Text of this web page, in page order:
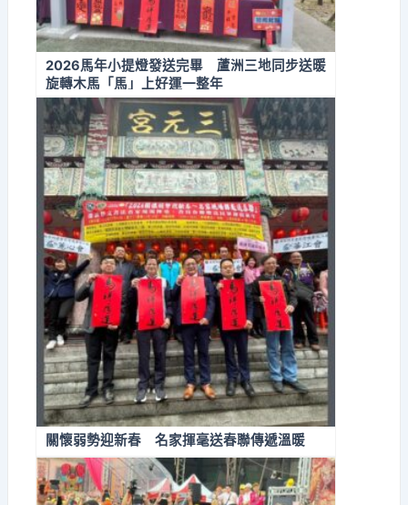
2026馬年小提燈發送完畢 蘆洲三地同步送暖
旋轉木馬「馬」上好運一整年
關懷弱勢迎新春 名家揮毫送春聯傳遞溫暖